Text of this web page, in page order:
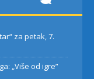
za petak, 7.
„Više od igre”